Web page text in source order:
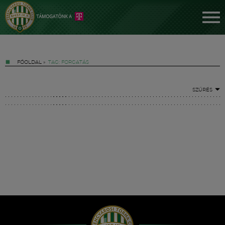
FŐOLDAL » TAG: FORGATÁS
SZŰRÉS
Hírek